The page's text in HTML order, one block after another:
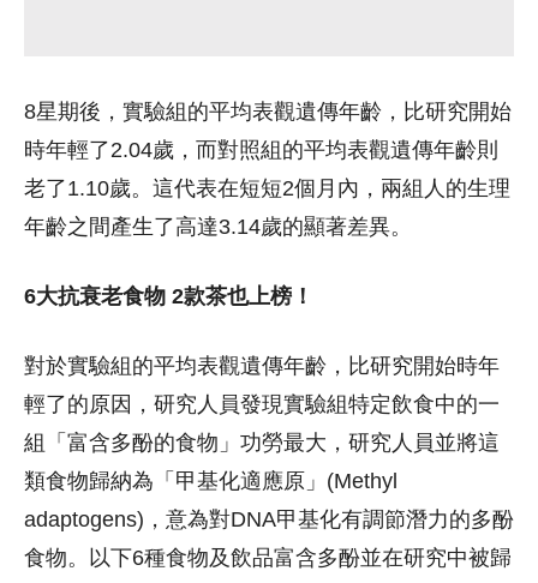
8星期後，實驗組的平均表觀遺傳年齡，比研究開始
時年輕了2.04歲，而對照組的平均表觀遺傳年齡則
老了1.10歲。這代表在短短2個月內，兩組人的生理
年齡之間產生了高達3.14歲的顯著差異。
6大抗衰老食物 2款茶也上榜！
對於實驗組的平均表觀遺傳年齡，比研究開始時年
輕了的原因，研究人員發現實驗組特定飲食中的一
組「富含多酚的食物」功勞最大，研究人員並將這
類食物歸納為「甲基化適應原」(Methyl
adaptogens)，意為對DNA甲基化有調節潛力的多酚
食物。以下6種食物及飲品富含多酚並在研究中被歸